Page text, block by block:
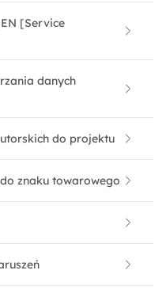
[Service
danych
do projektu
znaku towarowego